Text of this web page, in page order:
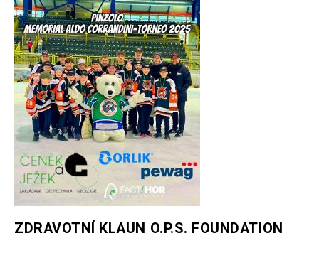
ZDRAVOTNÍ KLAUN O.P.S. FOUNDATION